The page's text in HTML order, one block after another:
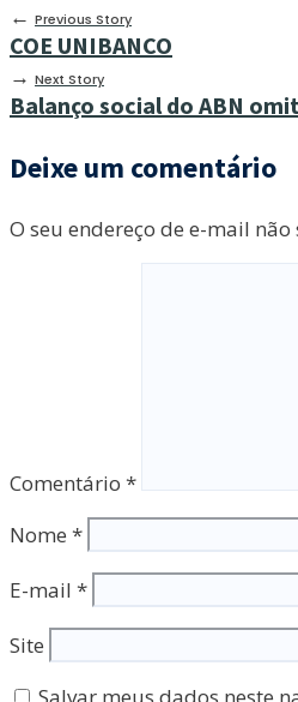
← Previous Story
COE UNIBANCO
→ Next Story
Balanço social do ABN
Deixe um comentário
O seu endereço de e-mail
Comentário *
Nome *
E-mail *
Site
Salvar meus dados neste